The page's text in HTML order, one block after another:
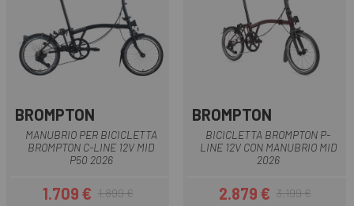
BROMPTON
MANUBRIO PER BICICLETTA
BROMPTON C-LINE 12V MID
P50 2026
Prezzo
1.709 €Prezzo base
1.899 €
BROMPTON
BICICLETTA BROMPTON P-
LINE 12V CON MANUBRIO MID
2026
Prezzo
2.879 €Prezzo base
3.199 €